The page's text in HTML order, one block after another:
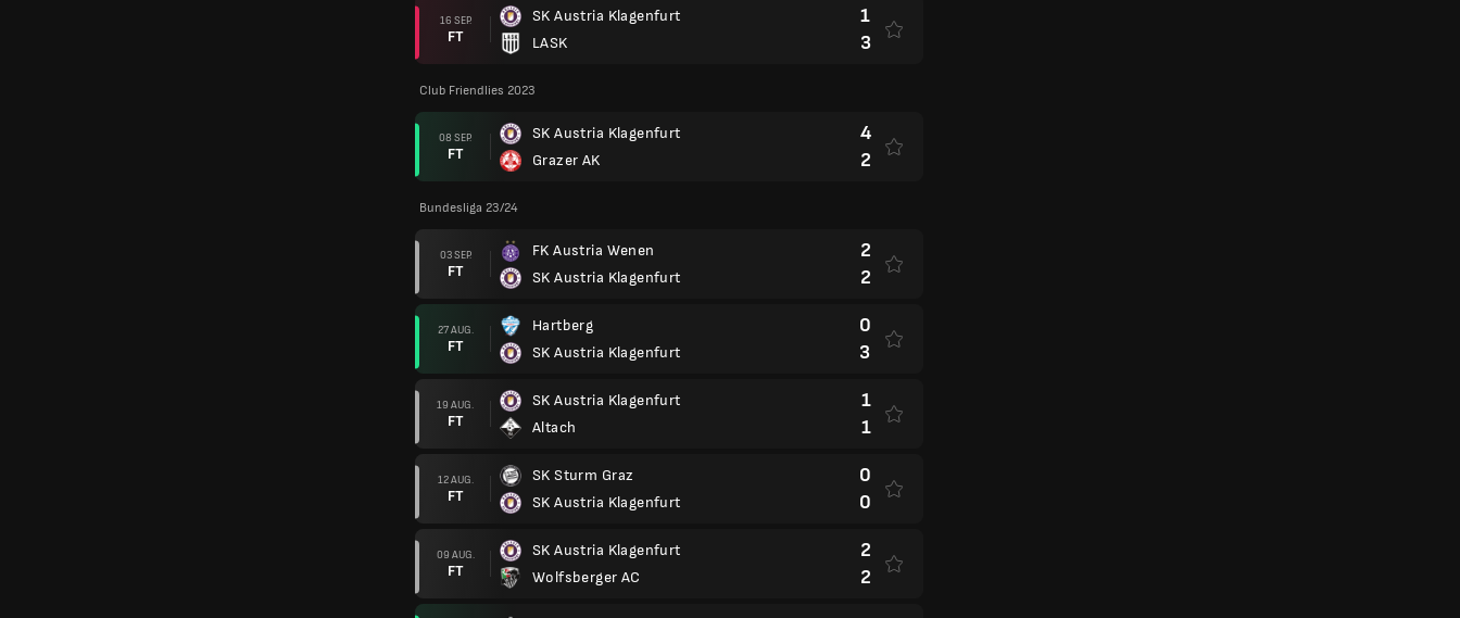
16 SEP.
FT
SK Austria Klagenfurt
LASK
1
3
Club Friendlies 2023
08 SEP.
FT
SK Austria Klagenfurt
Grazer AK
4
2
Bundesliga 23/24
03 SEP.
FT
FK Austria Wenen
SK Austria Klagenfurt
2
2
27 AUG.
FT
Hartberg
SK Austria Klagenfurt
0
3
19 AUG.
FT
SK Austria Klagenfurt
Altach
1
1
12 AUG.
FT
SK Sturm Graz
SK Austria Klagenfurt
0
0
09 AUG.
FT
SK Austria Klagenfurt
Wolfsberger AC
2
2